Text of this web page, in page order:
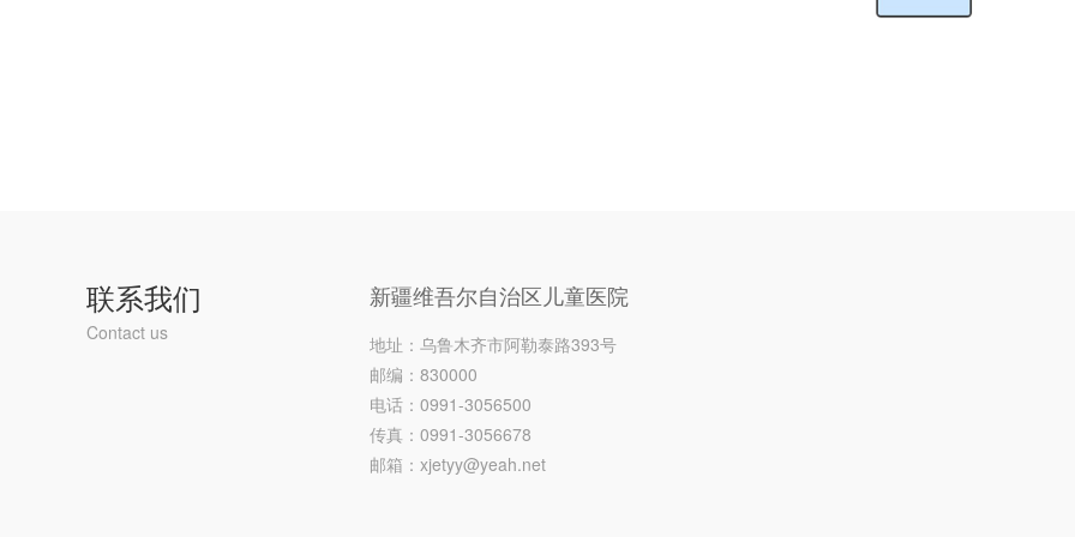
联系我们
Contact us
新疆维吾尔自治区儿童医院
地址：乌鲁木齐市阿勒泰路393号
邮编：830000
电话：0991-3056500
传真：0991-3056678
邮箱：xjetyy@yeah.net